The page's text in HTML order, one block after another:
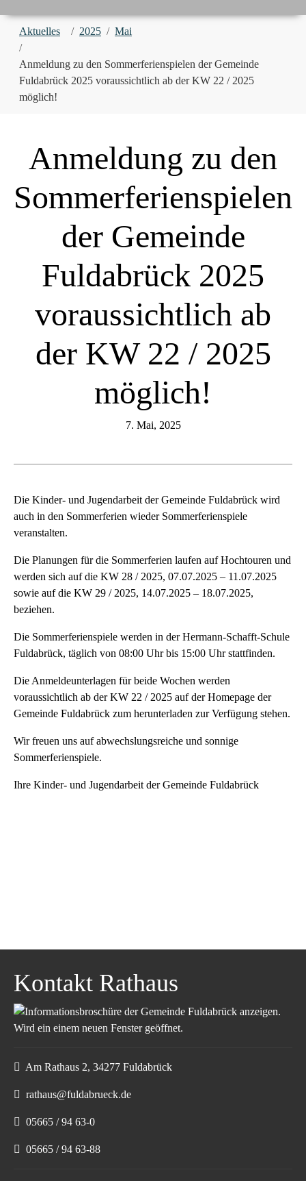
You are here:
Aktuelles 2025 Mai
Anmeldung zu den Sommerferienspielen der Gemeinde
Fuldabrück 2025 voraussichtlich ab der KW 22 / 2025
möglich!
Anmeldung zu den
Sommerferienspielen
der Gemeinde
Fuldabrück 2025
voraussichtlich ab
der KW 22 / 2025
möglich!
7. Mai, 2025
Die Kinder- und Jugendarbeit der Gemeinde Fuldabrück wird
auch in den Sommerferien wieder Sommerferienspiele
veranstalten.
Die Planungen für die Sommerferien laufen auf Hochtouren und
werden sich auf die KW 28 / 2025, 07.07.2025 – 11.07.2025
sowie auf die KW 29 / 2025, 14.07.2025 – 18.07.2025,
beziehen.
Die Sommerferienspiele werden in der Hermann-Schafft-Schule
Fuldabrück, täglich von 08:00 Uhr bis 15:00 Uhr stattfinden.
Die Anmeldeunterlagen für beide Wochen werden
voraussichtlich ab der KW 22 / 2025 auf der Homepage der
Gemeinde Fuldabrück zum herunterladen zur Verfügung stehen.
Wir freuen uns auf abwechslungsreiche und sonnige
Sommerferienspiele.
Ihre Kinder- und Jugendarbeit der Gemeinde Fuldabrück
Kontakt Rathaus
Am Rathaus 2, 34277 Fuldabrück
rathaus@fuldabrueck.de
05665 / 94 63-0
05665 / 94 63-88